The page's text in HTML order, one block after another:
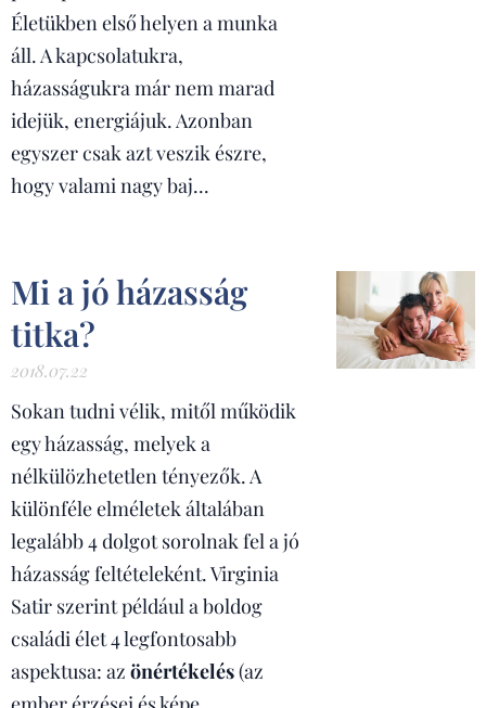
Életükben első helyen a munka
áll. A kapcsolatukra,
házasságukra már nem marad
idejük, energiájuk. Azonban
egyszer csak azt veszik észre,
hogy valami nagy baj...
Mi a jó házasság
titka?
2018.07.22
Sokan tudni vélik, mitől működik
egy házasság, melyek a
nélkülözhetetlen tényezők. A
különféle elméletek általában
legalább 4 dolgot sorolnak fel a jó
házasság feltételeként. Virginia
Satir szerint például a boldog
családi élet 4 legfontosabb
aspektusa: az önértékelés(az